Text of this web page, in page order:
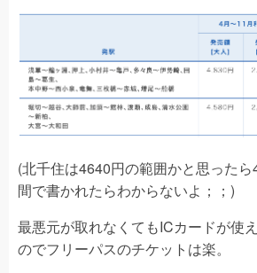
(北千住は4640円の範囲かと思った
間で書かれたらわからないよ；；)
最悪元が取れなくてもICカードが使
のでフリーパスのチケットは楽。